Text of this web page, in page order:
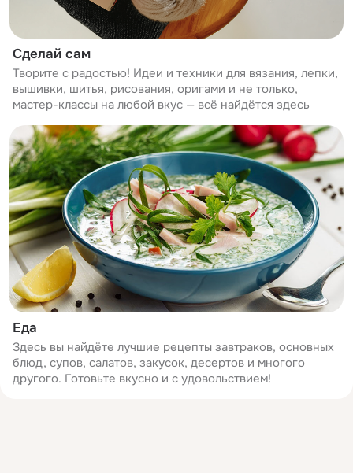
Сделай сам
Творите с радостью! Идеи и техники для вязания, лепки,
вышивки, шитья, рисования, оригами и не только,
мастер-классы на любой вкус — всё найдётся здесь
Еда
Здесь вы найдёте лучшие рецепты завтраков, основных
блюд, супов, салатов, закусок, десертов и многого
другого. Готовьте вкусно и с удовольствием!